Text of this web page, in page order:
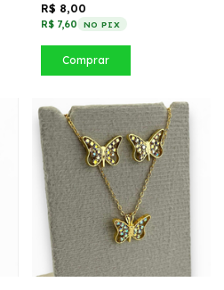
R$ 8,00
R$ 7,60 NO PIX
Comprar